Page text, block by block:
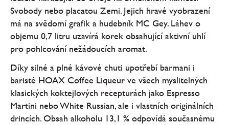
Svobody nebo placatou Zemi. Jejich hravé vyobrazení
má na svědomí grafik a hudebník MC Gey. Láhev o
objemu 0,7 litru uzavírá korek obsahující aktivní uhlí
pro pohlcování nežádoucích aromat.
Díky silné a plné kávové chuti upotřebí barmani i
baristé HOAX Coffee Liqueur ve všech myslitelných
klasických koktejlových recepturách jako Espresso
Martini nebo White Russian, ale i vlastních originálních
drincích. Obsah alkoholu 13,1 % odpovídá současnému